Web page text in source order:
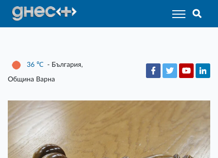
36 ℃ - България,
Община Варна